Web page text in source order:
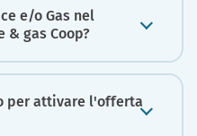
e/o Gas nel
& gas Coop?
per attivare l'offerta